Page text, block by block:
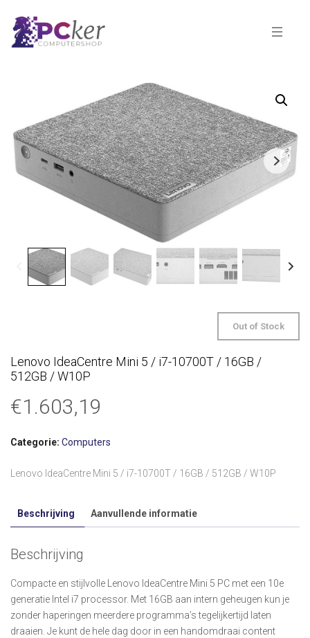
Out of Stock
Lenovo IdeaCentre Mini 5 / i7-10700T / 16GB /
512GB / W10P
€1.603,19
Categorie: Computers
Lenovo IdeaCentre Mini 5 / i7-10700T / 16GB / 512GB / W10P
Beschrijving Aanvullende informatie
Beschrijving
Compacte en stijlvolle Lenovo IdeaCentre Mini 5 PC met een 10e
generatie Intel i7 processor. Met 16GB aan intern geheugen kun je
zonder haperingen meerdere programma’s tegelijkertijd laten
draaien. Je kunt de hele dag door in een handomdraai content